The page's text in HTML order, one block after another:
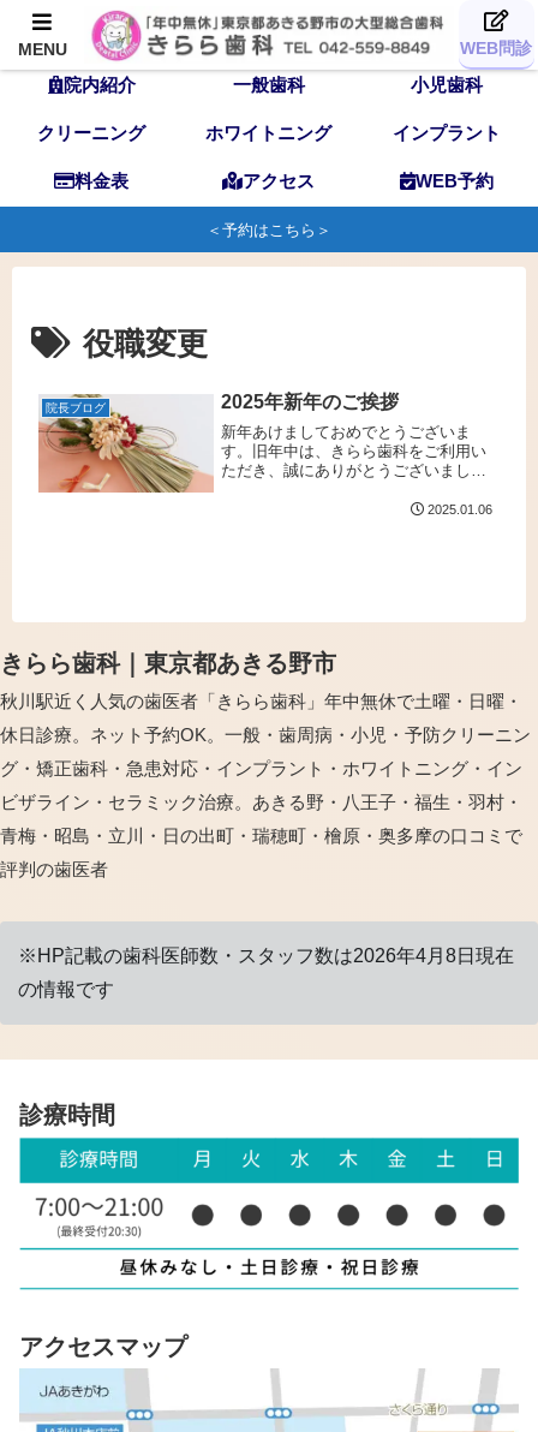
TOP 歯科医師 スタッフ
院内紹介 一般歯科 小児歯科
クリーニング ホワイトニング インプラント
料金表 アクセス WEB予約
＜予約はこちら＞
役職変更
院長ブログ 2025年新年のご挨拶
新年あけましておめでとうございま
す。旧年中は、きらら歯科をご利用い
ただき、誠にありがとうございまし
トできるよう、歯科医師・歯科衛生
2025.01.06
きらら歯科｜東京都あきる野市
秋川駅近く人気の歯医者「きらら歯科」年中無休で土曜・日曜・
休日診療。ネット予約OK。一般・歯周病・小児・予防クリーニン
グ・矯正歯科・急患対応・インプラント・ホワイトニング・イン
ビザライン・セラミック治療。あきる野・八王子・福生・羽村・
青梅・昭島・立川・日の出町・瑞穂町・檜原・奥多摩の口コミで
評判の歯医者
※HP記載の歯科医師数・スタッフ数は2026年4月8日現在
の情報です
診療時間
アクセスマップ
MENU WEB問診